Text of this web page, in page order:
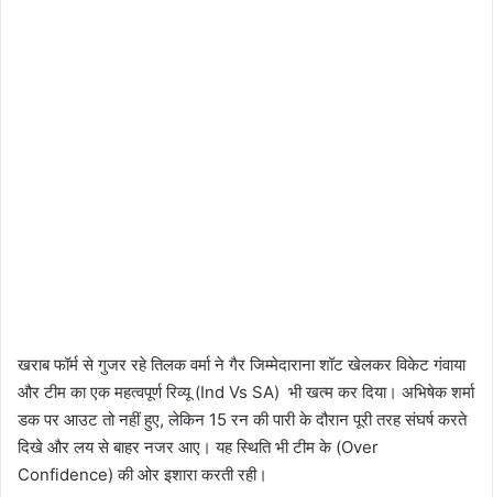
खराब फॉर्म से गुजर रहे तिलक वर्मा ने गैर जिम्मेदाराना शॉट खेलकर विकेट गंवाया
और टीम का एक महत्वपूर्ण रिव्यू (Ind Vs SA) भी खत्म कर दिया। अभिषेक शर्मा
डक पर आउट तो नहीं हुए, लेकिन 15 रन की पारी के दौरान पूरी तरह संघर्ष करते
दिखे और लय से बाहर नजर आए। यह स्थिति भी टीम के (Over
Confidence) की ओर इशारा करती रही।